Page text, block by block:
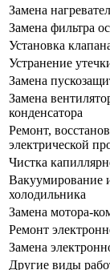
Замена
Замена фильтра
Установка
Устранение
Замена
Замена
конденсатора
Ремонт,
электрической
Чистка
Вакуумирование
холодильника
Замена мотора-
Ремонт
Замена
Другие виды